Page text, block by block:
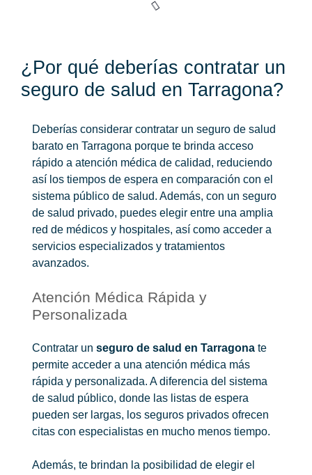
¿Por qué deberías contratar un
seguro de salud en Tarragona?
Deberías considerar contratar un seguro de salud
barato en Tarragona porque te brinda acceso
rápido a atención médica de calidad, reduciendo
así los tiempos de espera en comparación con el
sistema público de salud. Además, con un seguro
de salud privado, puedes elegir entre una amplia
red de médicos y hospitales, así como acceder a
servicios especializados y tratamientos
avanzados.
Atención Médica Rápida y
Personalizada
Contratar un seguro de salud en Tarragona te
permite acceder a una atención médica más
rápida y personalizada. A diferencia del sistema
de salud público, donde las listas de espera
pueden ser largas, los seguros privados ofrecen
citas con especialistas en mucho menos tiempo.
Además, te brindan la posibilidad de elegir el